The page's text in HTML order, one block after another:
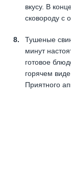
вкусу. В
сковороду с
Тушеные
минут
готовое
горячем
Приятного